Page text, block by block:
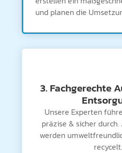
und planen die
3. Fachgerechte
Unsere Experten
präzise & sicher
werden
recycelt.